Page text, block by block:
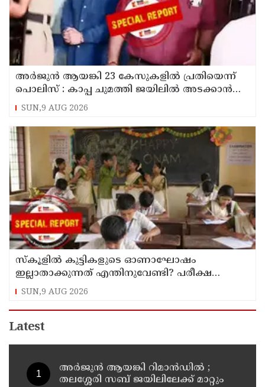
അര്‍ജുന്‍ ആയങ്കി 23 കേസുകളില്‍ പ്രതിയെന്ന്
പൊലിസ് : കാപ്പ ചുമത്തി ജയിലില്‍ അടക്കാന്‍
നീക്കം
SUN,9 AUG 2026
സ്‌കൂളില്‍ കുട്ടികളുടെ ഓണാഘോഷം
ഇല്ലാതാക്കുന്നത് എന്തിനുവേണ്ടി? പരീക്ഷ
ഷെഡ്യൂള്‍ മാറ്റിയത് തിരുത്തുമോ?
SUN,9 AUG 2026
Latest
അര്‍ജുന്‍ ആയങ്കി റിമാന്‍ഡില്‍ ;
തലശ്ശേരി സബ് ജയിലിലേക്ക് മാറ്റും